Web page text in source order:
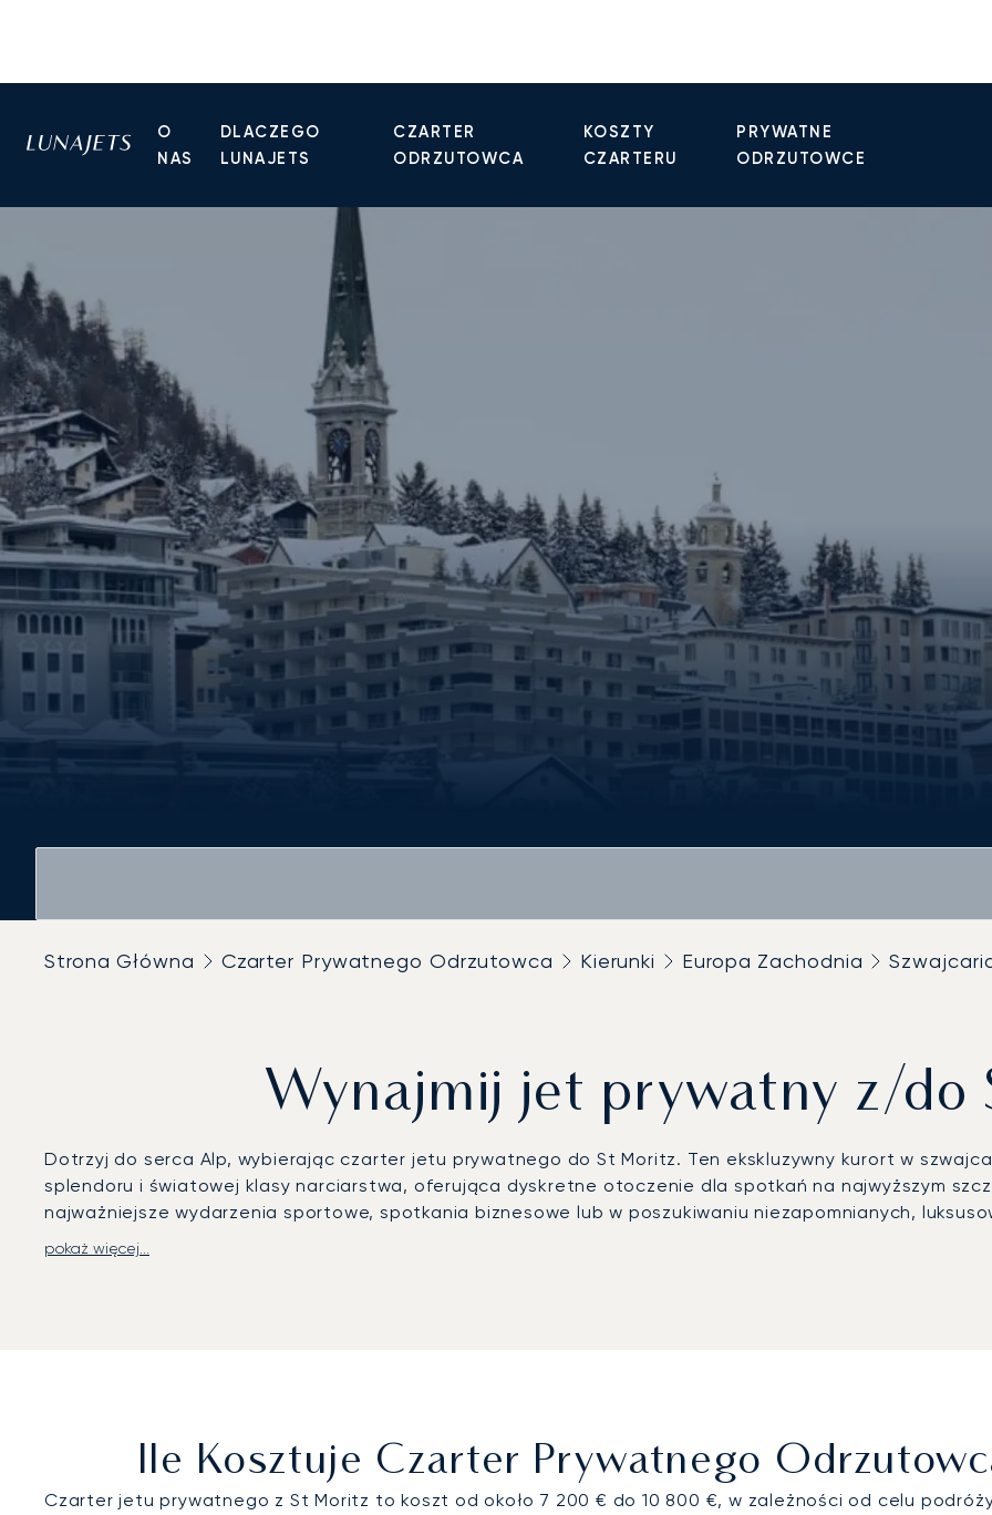
O
NAS
DLACZEGO
LUNAJETS
CZARTER
ODRZUTOWCA
KOSZTY
CZARTERU
PRYWATNE
ODRZUTOWCE
Strona Główna Czarter Prywatnego Odrzutowca Kierunki Europa Zachodnia
Wynajmij jet prywatny z/do
Dotrzyj do serca Alp, wybierając czarter jetu prywatnego do St Moritz. Ten ekskluzywny kurort w
splendoru i światowej klasy narciarstwa, oferująca dyskretne otoczenie dla spotkań na najwyższym
najważniejsze wydarzenia sportowe, spotkania biznesowe lub w poszukiwaniu niezapomnianych,
Każdy szczegół Państwa podróży przygotowujemy w oparciu o indywidualny harmonogram. Nasz
pokaż więcej...
Ile Kosztuje Czarter Prywatnego
Czarter jetu prywatnego z St Moritz to koszt od około 7 200 € do 10 800 €, w zależności od celu